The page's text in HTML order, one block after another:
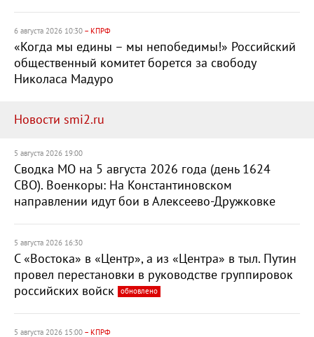
6 августа 2026 10:30 – КПРФ
«Когда мы едины – мы непобедимы!» Российский
общественный комитет борется за свободу
Николаса Мадуро
Новости smi2.ru
5 августа 2026 19:00
Сводка МО на 5 августа 2026 года (день 1624
СВО). Военкоры: На Константиновском
направлении идут бои в Алексеево-Дружковке
5 августа 2026 16:30
С «Востока» в «Центр», а из «Центра» в тыл. Путин
провел перестановки в руководстве группировок
российских войск
обновлено
5 августа 2026 15:00 – КПРФ